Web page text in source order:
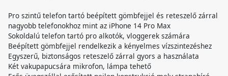
Pro szintű telefon tartó beépített gömbfejjel és reteszelő zárral
nagyobb telefonokhoz mint az iPhone 14 Pro Max
Sokoldalú telefon tartó pro alkotók, vloggerek számára
Beépített gömbfejjel rendelkezik a kényelmes vízszintezéshez
Egyszerű, biztonságos reteszelő zárral gyors a használata
Két vakupapucsára mikrofon, lámpa tehető